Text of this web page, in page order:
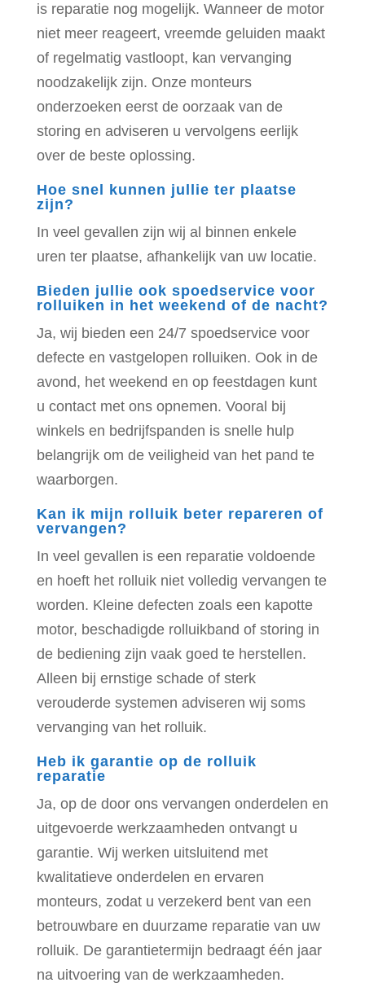
is reparatie nog mogelijk. Wanneer de motor
niet meer reageert, vreemde geluiden maakt
of regelmatig vastloopt, kan vervanging
noodzakelijk zijn. Onze monteurs
onderzoeken eerst de oorzaak van de
storing en adviseren u vervolgens eerlijk
over de beste oplossing.
Hoe snel kunnen jullie ter plaatse
zijn?
In veel gevallen zijn wij al binnen enkele
uren ter plaatse, afhankelijk van uw locatie.
Bieden jullie ook spoedservice voor
rolluiken in het weekend of de nacht?
Ja, wij bieden een 24/7 spoedservice voor
defecte en vastgelopen rolluiken. Ook in de
avond, het weekend en op feestdagen kunt
u contact met ons opnemen. Vooral bij
winkels en bedrijfspanden is snelle hulp
belangrijk om de veiligheid van het pand te
waarborgen.
Kan ik mijn rolluik beter repareren of
vervangen?
In veel gevallen is een reparatie voldoende
en hoeft het rolluik niet volledig vervangen te
worden. Kleine defecten zoals een kapotte
motor, beschadigde rolluikband of storing in
de bediening zijn vaak goed te herstellen.
Alleen bij ernstige schade of sterk
verouderde systemen adviseren wij soms
vervanging van het rolluik.
Heb ik garantie op de rolluik
reparatie
Ja, op de door ons vervangen onderdelen en
uitgevoerde werkzaamheden ontvangt u
garantie. Wij werken uitsluitend met
kwalitatieve onderdelen en ervaren
monteurs, zodat u verzekerd bent van een
betrouwbare en duurzame reparatie van uw
rolluik. De garantietermijn bedraagt één jaar
na uitvoering van de werkzaamheden.